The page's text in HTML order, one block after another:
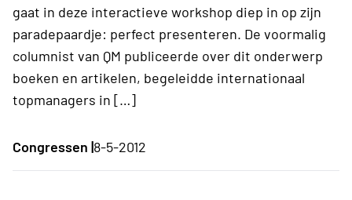
gaat in deze interactieve workshop diep in op zijn
paradepaardje: perfect presenteren. De voormalig
columnist van QM publiceerde over dit onderwerp
boeken en artikelen, begeleidde internationaal
topmanagers in […]
Congressen |8-5-2012